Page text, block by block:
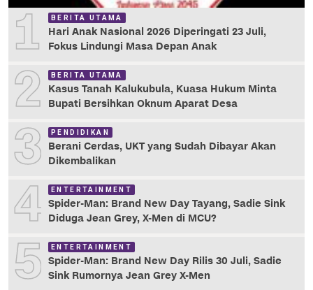
1 BERITA UTAMA
Hari Anak Nasional 2026 Diperingati 23 Juli,
Fokus Lindungi Masa Depan Anak
2 BERITA UTAMA
Kasus Tanah Kalukubula, Kuasa Hukum Minta
Bupati Bersihkan Oknum Aparat Desa
3 PENDIDIKAN
Berani Cerdas, UKT yang Sudah Dibayar Akan
Dikembalikan
4 ENTERTAINMENT
Spider-Man: Brand New Day Tayang, Sadie Sink
Diduga Jean Grey, X-Men di MCU?
5 ENTERTAINMENT
Spider-Man: Brand New Day Rilis 30 Juli, Sadie
Sink Rumornya Jean Grey X-Men